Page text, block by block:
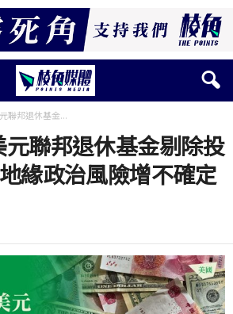
聯邦退休基金...
聯邦退休基金剔除投
緣政治風險增不確定